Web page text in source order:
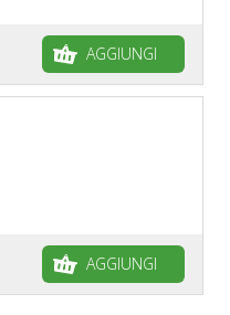
AGGIUNGI
AGGIUNGI